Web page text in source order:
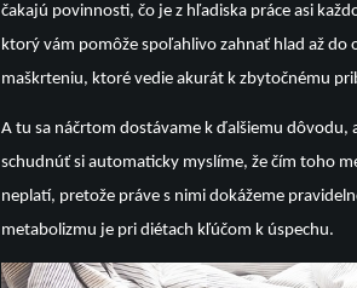
čakajú povinnosti, čo je z hľadiska práce asi
ktorý vám pomôže spoľahlivo zahnať hlad až
maškrteniu, ktoré vedie akurát k zbytočnému
A tu sa náčrtom dostávame k ďalšiemu dôvodu,
schudnúť si automaticky myslíme, že čím toho
neplatí, pretože práve s nimi dokážeme
metabolizmu je pri diétach kľúčom k úspechu.